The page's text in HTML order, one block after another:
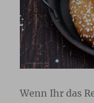
Wenn Ihr das